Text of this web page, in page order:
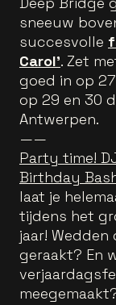
sneeuw
succesvolle
Carol’. Zet
goed in op
op 29 en 30
Antwerpen.
——
Party time!
Birthday
laat je
tijdens het
jaar!
geraakt? En